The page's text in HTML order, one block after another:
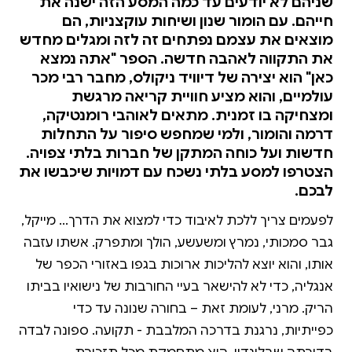
חייהם. עם הומור שנון ושיחות עוקצניות, הם
מוצאים את עצמם נפתחים זה לזה ומגלים מחדש
את התקווה לאהבה חדשה. הספר "אתה נמצא
כאן" הוא יצירה של דיוויד ניקולס, מחבר רבי מכר
עולמיים, והוא מציע חוויית קריאה מרגשת
ומצחיקה בו זמנית. מתאים לאוהבי רומנטיקה,
דרמה והומור, ולמי שמחפש סיפור על התחלות
חדשות ועל כוחה המתקן של חברות בלתי צפויה.
הצטרפו למסע בלתי נשכח עם דמויות שיכבשו את
לבכם.
לפעמים צריך ללכת לאיבוד כדי למצוא את הדרך... מייקל,
גבר סמכותי, נמרץ ומשעשע, הולך ומתפרק. אשתו עזבה
אותו, והוא יוצא להליכות ארוכות בגפו באזורי הכפר של
אנגליה, כדי לא להישאר בעיי החורבות של נישואיו בביתו
הריק. מרני, לעומת זאת – בחורה שנונה עד כדי
כפייתיות, נרגנת בדרכה המלבבת - תקועה. ספונה לבדה